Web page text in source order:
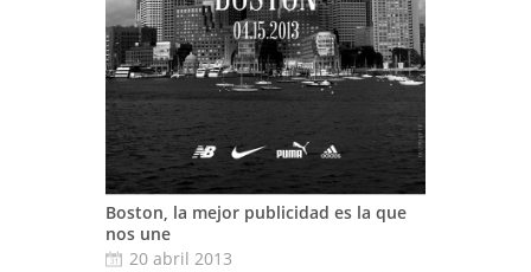
Boston, la mejor publicidad es la que
nos une
20 abril 2013